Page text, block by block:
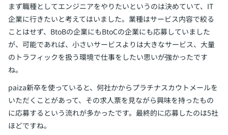
まず職種としてエンジニアをやりたいというのは決めていて、IT
企業に行きたいと考えてはいました。業種はサービス内容で絞る
ことはせず、BtoBの企業にもBtoCの企業にも応募していました
が、可能であれば、小さいサービスよりは大きなサービス、大量
のトラフィックを扱う環境で仕事をしたい思いが強かったです
ね。
paiza新卒を使っていると、何社かからプラチナスカウトメールを
いただくことがあって、その求人票を見ながら興味を持ったもの
に応募するという流れが多かったです。最終的に応募したのは5社
ほどですね。